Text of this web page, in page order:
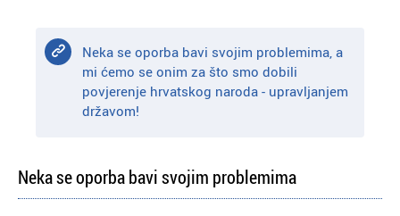
Neka se oporba bavi svojim problemima, a
mi ćemo se onim za što smo dobili
povjerenje hrvatskog naroda - upravljanjem
državom!
Neka se oporba bavi svojim problemima